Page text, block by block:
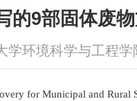
的9部固体废
学环境科学与工程学
for Municipal and